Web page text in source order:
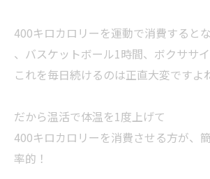
400キロカロリーを運動で消費すると
、バスケットボール1時間、ボクササイ
これを毎日続けるのは正直大変ですよ
だから温活で体温を1度上げて
400キロカロリーを消費させる方が、
率的！